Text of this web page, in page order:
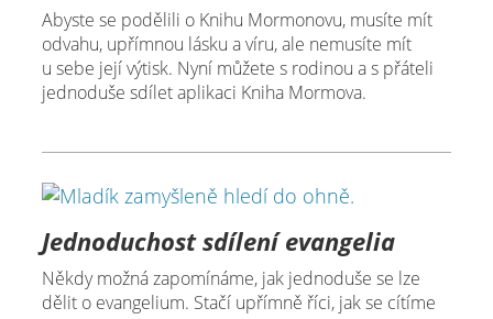
Abyste se podělili o Knihu Mormonovu, musíte mít
odvahu, upřímnou lásku a víru, ale nemusíte mít
u sebe její výtisk. Nyní můžete s rodinou a s přáteli
jednoduše sdílet aplikaci Kniha Mormova.
Jednoduchost sdílení evangelia
Někdy možná zapomínáme, jak jednoduše se lze
dělit o evangelium. Stačí upřímně říci, jak se cítíme